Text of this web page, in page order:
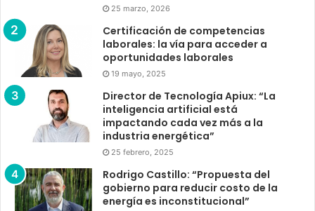
25 marzo, 2026
Certificación de competencias
laborales: la vía para acceder a
oportunidades laborales
19 mayo, 2025
Director de Tecnología Apiux: “La
inteligencia artificial está
impactando cada vez más a la
industria energética”
25 febrero, 2025
Rodrigo Castillo: “Propuesta del
gobierno para reducir costo de la
energía es inconstitucional”